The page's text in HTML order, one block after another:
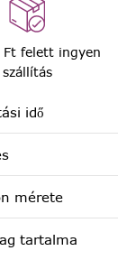
felett ingyen
szállítás
idő
mérete
tartalma